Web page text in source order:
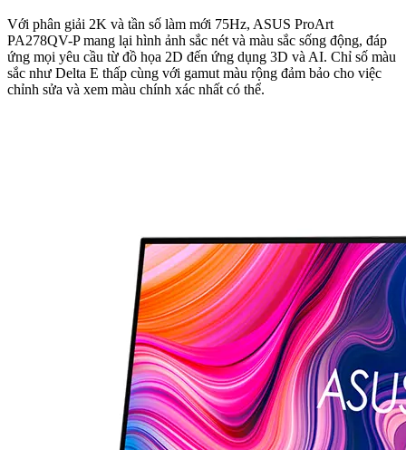
Với phân giải 2K và tần số làm mới 75Hz, ASUS ProArt
PA278QV-P mang lại hình ảnh sắc nét và màu sắc sống động, đáp
ứng mọi yêu cầu từ đồ họa 2D đến ứng dụng 3D và AI. Chỉ số màu
sắc như Delta E thấp cùng với gamut màu rộng đảm bảo cho việc
chỉnh sửa và xem màu chính xác nhất có thể.